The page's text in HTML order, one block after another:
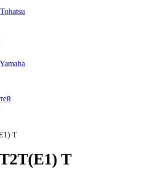
Tohatsu
Yamaha
T
T